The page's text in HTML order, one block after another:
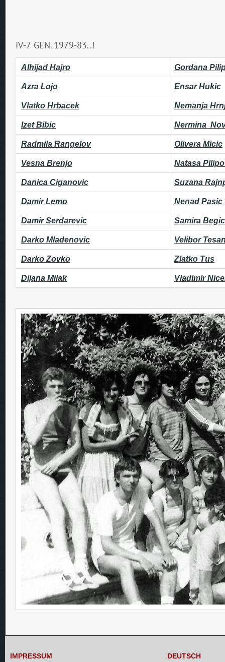
IV-7 GEN. 1979-83..!
Alhijad Hajro Gordana
Azra Lojo Ensar Hukic
Vlatko Hrbacek Nemanja
Izet Bibic Nermina
Radmila Rangelov Olivera Micic
Vesna Brenjo Natasa
Danica Ciganovic Suzana
Damir Lemo Nenad Pasic
Damir Serdarevic Samira Begic
Darko Mladenovic Velibor
Darko Zovko Zlatko Tus
Dijana Milak Vladimir
IMPRESSUM DEUTSCH